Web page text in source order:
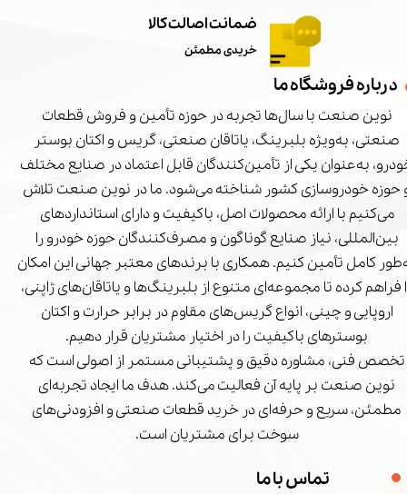
ضمانت اصالت کالا
خریدی مطمئن
درباره فروشگاه ما
نوین صنعت با سال‌ها تجربه در حوزه تأمین و فروش قطعات
صنعتی، به‌ویژه بلبرینگ، یاتاقان صنعتی، گریس و اکتان بوستر
به‌عنوان یکی از تأمین‌کنندگان قابل اعتماد در صنایع مختلف
حوزه خودروسازی کشور شناخته می‌شود. ما در نوین صنعت تلاش
می‌کنیم با ارائه محصولات اصل، باکیفیت و دارای استانداردهای
بین‌المللی، نیاز صنایع گوناگون و مصرف‌کنندگان حوزه خودرو را
کامل تأمین کنیم. همکاری با برندهای معتبر جهانی این امکان
فراهم کرده تا مجموعه‌ای متنوع از بلبرینگ‌ها و یاتاقان‌های ژاپنی،
اروپایی و چینی، انواع گریس‌های مقاوم در برابر حرارت و اکتان
بوسترهای باکیفیت را در اختیار مشتریان قرار دهیم.
تخصص فنی، مشاوره دقیق و پشتیبانی مستمر از اصولی است که
نوین صنعت بر پایه آن فعالیت می‌کند. هدف ما ایجاد تجربه‌ای
مطمئن، سریع و حرفه‌ای در خرید قطعات صنعتی و افزودنی‌های
سوخت برای مشتریان است.
تماس با ما